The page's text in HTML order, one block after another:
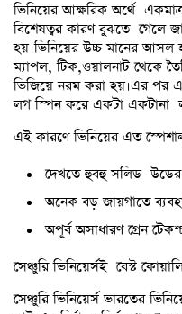
ভিনিয়ের আক্ষরিক অর্থে
বিশেষত্বর কারণ বুঝতে গেলে
হয়।ভিনিয়ের উচ্চ মানের
ম্যাপল, টিক,ওয়ালনাট থেকে
ভিজিয়ে নরম করা হয়।এর পর
লগ স্পিন করে একটা একটানা
এই কারণে ভিনিয়ের এত
দেখতে হুবহু সলিড
অনেক বড় জায়গাতে
অপূর্ব অসাধারণ গ্রেন
সেঞ্চুরি ভিনিয়ের্সই বেস্ট
সেঞ্চুরি ভিনিয়ের্স ভারতের